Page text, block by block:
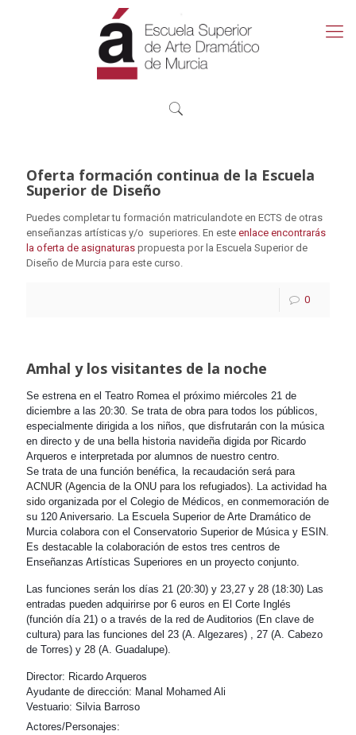
Oferta formación continua de la Escuela
Superior de Diseño
Puedes completar tu formación matriculandote en ECTS de otras
enseñanzas artísticas y/o superiores. En este enlace encontrarás
la oferta de asignaturas propuesta por la Escuela Superior de
Diseño de Murcia para este curso.
0
Amhal y los visitantes de la noche
Se estrena en el Teatro Romea el próximo miércoles 21 de
diciembre a las 20:30. Se trata de obra para todos los públicos,
especialmente dirigida a los niños, que disfrutarán con la música
en directo y de una bella historia navideña digida por Ricardo
Arqueros e interpretada por alumnos de nuestro centro.
Se trata de una función benéfica, la recaudación será para
ACNUR (Agencia de la ONU para los refugiados). La actividad ha
sido organizada por el Colegio de Médicos, en conmemoración de
su 120 Aniversario. La Escuela Superior de Arte Dramático de
Murcia colabora con el Conservatorio Superior de Música y ESIN.
Es destacable la colaboración de estos tres centros de
Enseñanzas Artísticas Superiores en un proyecto conjunto.
Las funciones serán los días 21 (20:30) y 23,27 y 28 (18:30) Las
entradas pueden adquirirse por 6 euros en El Corte Inglés
(función día 21) o a través de la red de Auditorios (En clave de
cultura) para las funciones del 23 (A. Algezares) , 27 (A. Cabezo
de Torres) y 28 (A. Guadalupe).
Director: Ricardo Arqueros
Ayudante de dirección: Manal Mohamed Ali
Vestuario: Silvia Barroso
Actores/Personajes: